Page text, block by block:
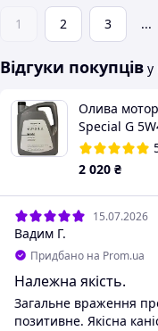
1 2 3 ...
Відгуки покупців у
Олива
Special G
GS55502M4
2 020 ₴
15.07.2026
Вадим Г.
Придбано на Prom.ua
Належна якість.
Загальне враження
позитивне. Якісна